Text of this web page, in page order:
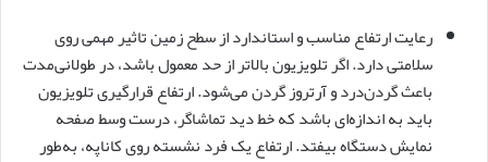
رعایت ارتفاع مناسب و استاندارد از سطح زمین تاثیر مهمی روی
سلامتی دارد. اگر تلویزیون بالاتر از حد معمول باشد، در طولانی‌مدت
باعث گردن‌درد و آرتروز گردن می‌شود. ارتفاع قرارگیری تلویزیون
باید به اندازه‌ای باشد که خط دید تماشاگر، درست وسط صفحه
نمایش دستگاه بیفتد. ارتفاع یک فرد نشسته روی کاناپه، به‌طور